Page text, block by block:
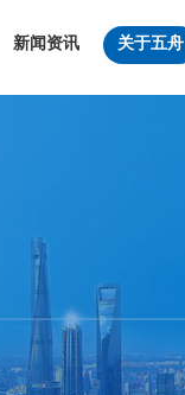
新闻资讯 关于五舟